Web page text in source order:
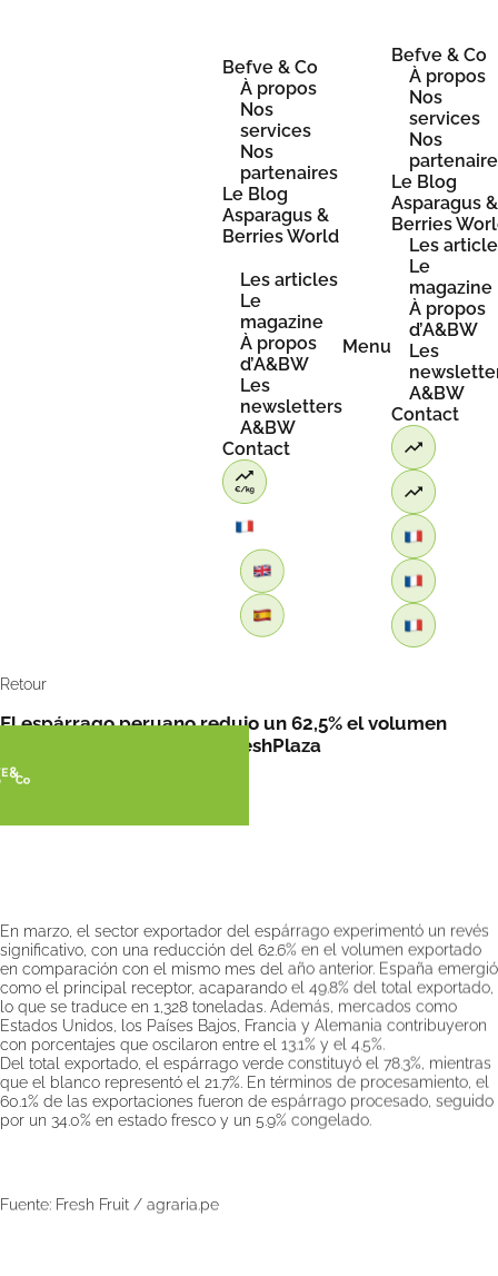
Befve & Co
À propos
Nos
services
Nos
partenaires
Le Blog
Asparagus &
Berries World
Les articles
Le
magazine
À propos
d’A&BW
Les
newsletters
A&BW
Contact
Menu
Befve & Co
À propos
Nos
services
Nos
Le Blog
Asparagus &
Berries
Les
Le
magazine
À propos
d’A&BW
Les
A&BW
Contact
Retour
El espárrago peruano redujo un 62,5% el volumen
exportado en marzo por FreshPlaza
En marzo, el sector exportador del espárrago experimentó un revés
significativo, con una reducción del 62.6% en el volumen exportado
en comparación con el mismo mes del año anterior. España emergió
como el principal receptor, acaparando el 49.8% del total exportado,
lo que se traduce en 1,328 toneladas. Además, mercados como
Estados Unidos, los Países Bajos, Francia y Alemania contribuyeron
con porcentajes que oscilaron entre el 13.1% y el 4.5%.
Del total exportado, el espárrago verde constituyó el 78.3%, mientras
que el blanco representó el 21.7%. En términos de procesamiento, el
60.1% de las exportaciones fueron de espárrago procesado, seguido
por un 34.0% en estado fresco y un 5.9% congelado.
Fuente: Fresh Fruit / agraria.pe